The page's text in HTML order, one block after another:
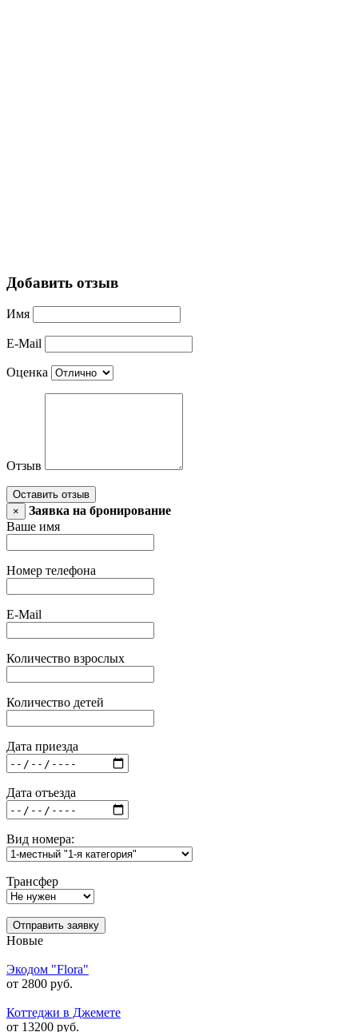
Добавить отзыв
Имя
E-Mail
Оценка
Отзыв
Оставить отзыв
×
Заявка на бронирование
Ваше имя
Номер телефона
E-Mail
Количество взрослых
Количество детей
Дата приезда
Дата отъезда
Вид номера:
Трансфер
Отправить заявку
Новые
Экодом "Flora"
от 2800 руб.
Коттеджи в Джемете
от 13200 руб.